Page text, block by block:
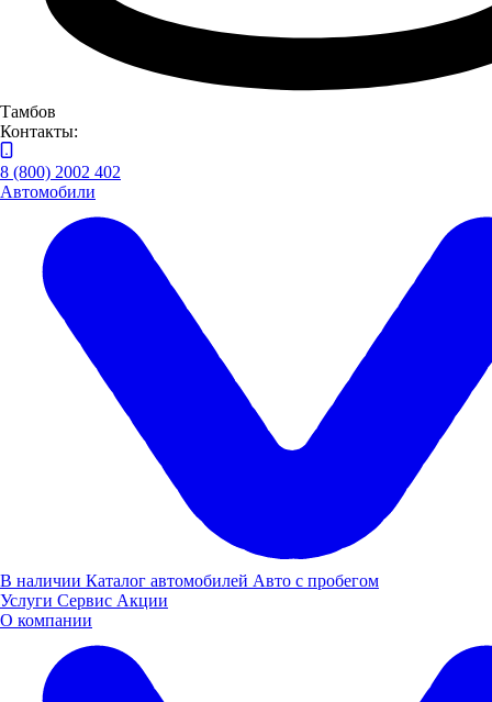
Тамбов
Контакты:
8 (800) 2002 402
Автомобили
В наличии Каталог автомобилей Авто с пробегом
Услуги Сервис Акции
О компании
Тамбов, Моршанское шоссе 24Б
Построить маршрут
Пн-Пт: 08:00-20:00, Выходные: 08:00-18:00
Техцентр КАМАЗ в Тамбове